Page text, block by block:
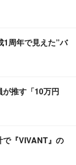
周年で見えた”バ
が推す「10万円
で『VIVANT』の